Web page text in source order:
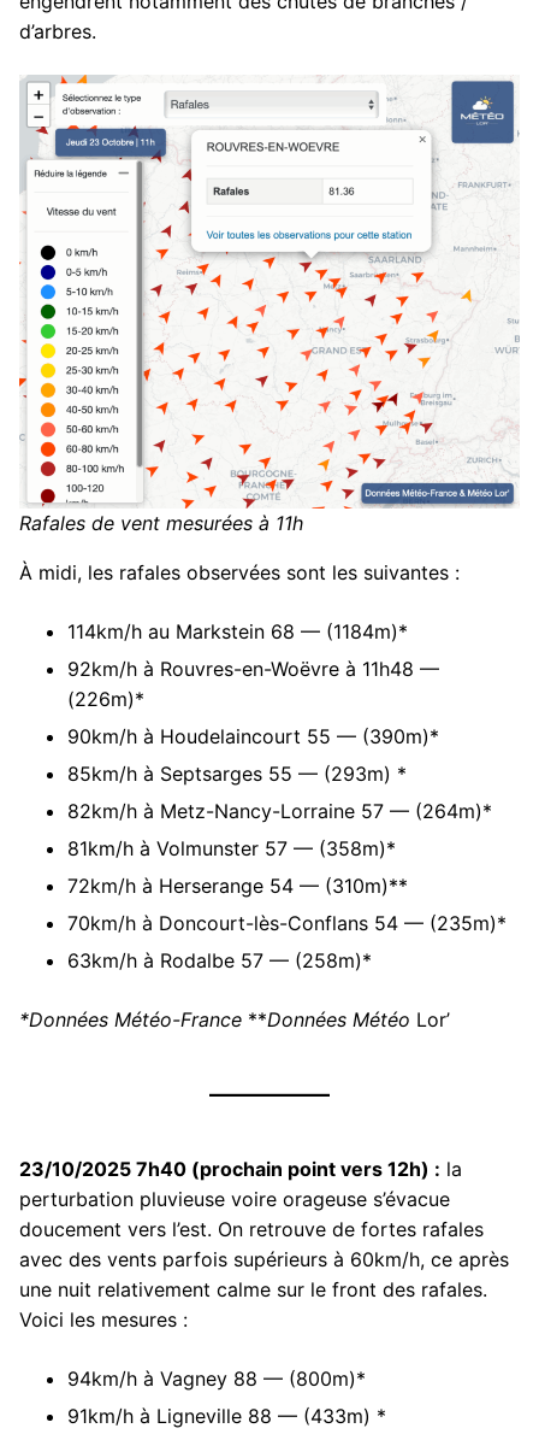
d’arbres.
Rafales de vent mesurées à 11h
À midi, les rafales observées sont les suivantes :
114km/h au Markstein 68 — (1184m)*
92km/h à Rouvres-en-Woëvre à 11h48 —
(226m)*
90km/h à Houdelaincourt 55 — (390m)*
85km/h à Septsarges 55 — (293m) *
82km/h à Metz-Nancy-Lorraine 57 — (264m)*
81km/h à Volmunster 57 — (358m)*
72km/h à Herserange 54 — (310m)**
70km/h à Doncourt-lès-Conflans 54 — (235m)*
63km/h à Rodalbe 57 — (258m)*
*Données Météo-France **Données Météo Lor’
23/10/2025 7h40 (prochain point vers 12h) : la
perturbation pluvieuse voire orageuse s’évacue
doucement vers l’est. On retrouve de fortes rafales
avec des vents parfois supérieurs à 60km/h, ce après
une nuit relativement calme sur le front des rafales.
Voici les mesures :
94km/h à Vagney 88 — (800m)*
91km/h à Ligneville 88 — (433m) *